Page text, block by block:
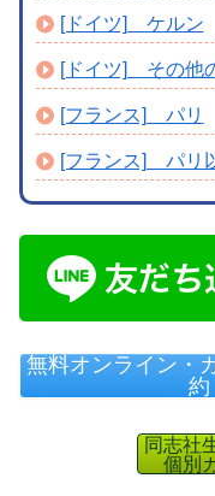
[ドイツ] ケルン
[ドイツ] その他
[フランス] パリ
[フランス] パリ
無料オンライン・
約
同志社
個別